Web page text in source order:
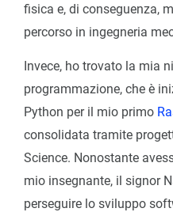
fisica e, di conseguenza,
percorso in ingegneria
Invece, ho trovato la mia
programmazione, che è
Python per il mio primo
consolidata tramite
Science. Nonostante
mio insegnante, il signor
perseguire lo sviluppo